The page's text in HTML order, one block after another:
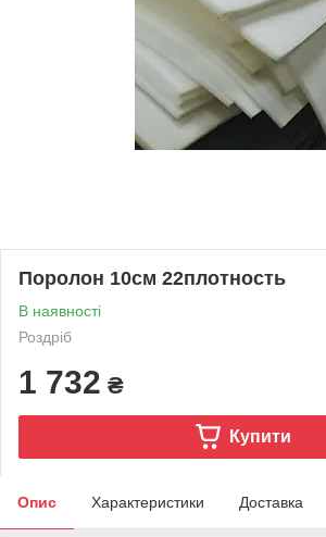
Поролон 10см 22плотность
В наявності
Роздріб
1 732 ₴
Купити
Опис Характеристики Доставка